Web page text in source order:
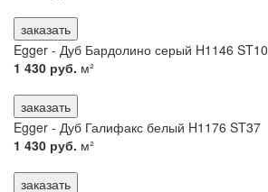
заказать
Egger - Дуб Бардолино серый H1146 ST10
1 430 руб. м²
заказать
Egger - Дуб Галифакс белый H1176 ST37
1 430 руб. м²
заказать